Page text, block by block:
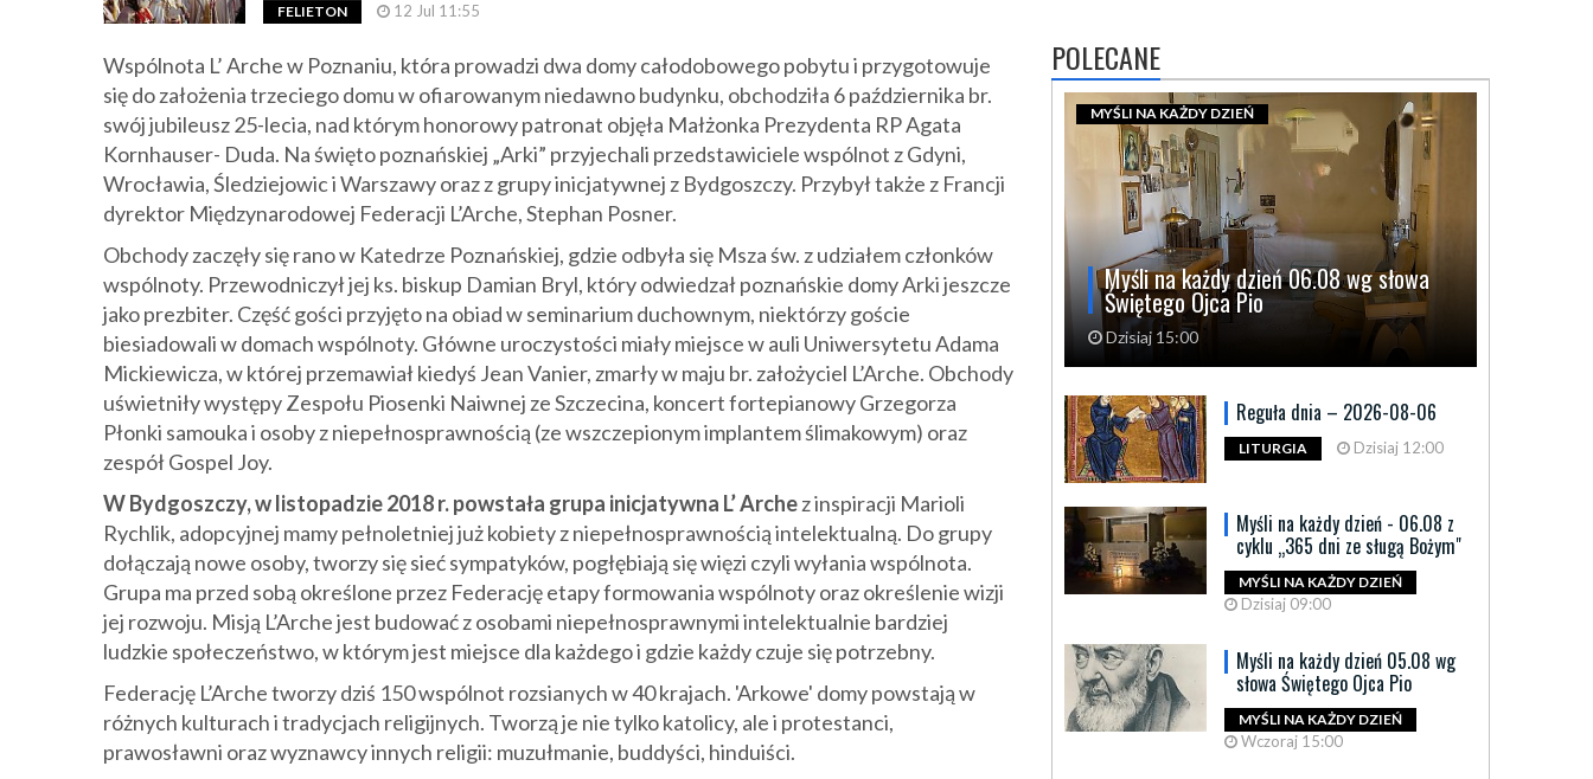
FELIETON 12 Jul 11:55
Wspólnota L’ Arche w Poznaniu, która prowadzi dwa domy całodobowego pobytu i przygotowuje
się do założenia trzeciego domu w ofiarowanym niedawno budynku, obchodziła 6 października br.
swój jubileusz 25-lecia, nad którym honorowy patronat objęła Małżonka Prezydenta RP Agata
Kornhauser- Duda. Na święto poznańskiej „Arki” przyjechali przedstawiciele wspólnot z Gdyni,
Wrocławia, Śledziejowic i Warszawy oraz z grupy inicjatywnej z Bydgoszczy. Przybył także z Francji
dyrektor Międzynarodowej Federacji L’Arche, Stephan Posner.
Obchody zaczęły się rano w Katedrze Poznańskiej, gdzie odbyła się Msza św. z udziałem członków
wspólnoty. Przewodniczył jej ks. biskup Damian Bryl, który odwiedzał poznańskie domy Arki jeszcze
jako prezbiter. Część gości przyjęto na obiad w seminarium duchownym, niektórzy goście
biesiadowali w domach wspólnoty. Główne uroczystości miały miejsce w auli Uniwersytetu Adama
Mickiewicza, w której przemawiał kiedyś Jean Vanier, zmarły w maju br. założyciel L’Arche. Obchody
uświetniły występy Zespołu Piosenki Naiwnej ze Szczecina, koncert fortepianowy Grzegorza
Płonki samouka i osoby z niepełnosprawnością (ze wszczepionym implantem ślimakowym) oraz
zespół Gospel Joy.
W Bydgoszczy, w listopadzie 2018 r. powstała grupa inicjatywna L’ Archez inspiracji Marioli
Rychlik, adopcyjnej mamy pełnoletniej już kobiety z niepełnosprawnością intelektualną. Do grupy
dołączają nowe osoby, tworzy się sieć sympatyków, pogłębiają się więzi czyli wyłania wspólnota.
Grupa ma przed sobą określone przez Federację etapy formowania wspólnoty oraz określenie wizji
jej rozwoju. Misją L’Arche jest budować z osobami niepełnosprawnymi intelektualnie bardziej
ludzkie społeczeństwo, w którym jest miejsce dla każdego i gdzie każdy czuje się potrzebny.
Federację L’Arche tworzy dziś 150 wspólnot rozsianych w 40 krajach. 'Arkowe' domy powstają w
różnych kulturach i tradycjach religijnych. Tworzą je nie tylko katolicy, ale i protestanci,
prawosławni oraz wyznawcy innych religii: muzułmanie, buddyści, hinduiści.
POLECANE
Myśli na każdy dzień 06.08 wg słowa
Świętego Ojca Pio
Dzisiaj 15:00
MYŚLI NA KAŻDY DZIEŃ
Reguła dnia – 2026-08-06
LITURGIA Dzisiaj 12:00
Myśli na każdy dzień - 06.08 z
cyklu „365 dni ze sługą Bożym"
MYŚLI NA KAŻDY DZIEŃ
Dzisiaj 09:00
Myśli na każdy dzień 05.08 wg
słowa Świętego Ojca Pio
MYŚLI NA KAŻDY DZIEŃ
Wczoraj 15:00